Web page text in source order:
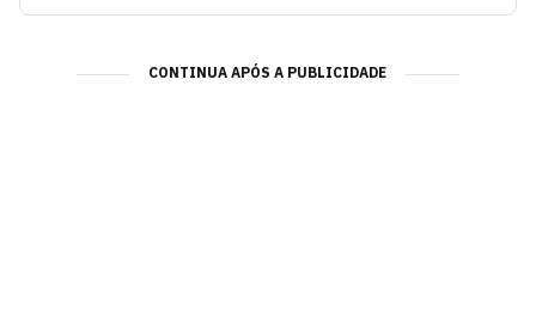
CONTINUA APÓS A PUBLICIDADE